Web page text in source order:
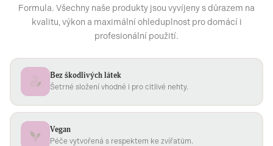
Formula. Všechny naše produkty jsou vyvíjeny s důrazem na
kvalitu, výkon a maximální ohleduplnost pro domácí i
profesionální použití.
Bez škodlivých látek
Šetrné složení vhodné i pro citlivé nehty.
Vegan
Péče vytvořená s respektem ke zvířatům.